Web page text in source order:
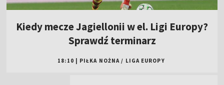
Sprawdź terminarz
18:10 PIŁKA NOŻNA / LIGA EUROPY